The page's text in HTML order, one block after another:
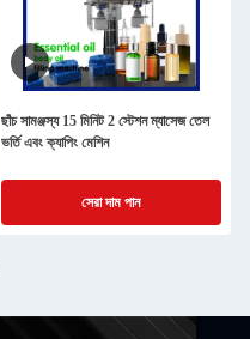
ছাঁচ সামঞ্জস্য 15 মিনিট 2 স্টেশন ম্যাসেজ তেল
ভর্তি এবং ক্যাপিং মেশিন
সেরা দাম পান